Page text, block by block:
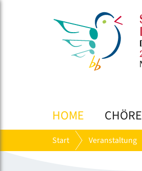
HOME CHÖRE
Start Veranstaltung